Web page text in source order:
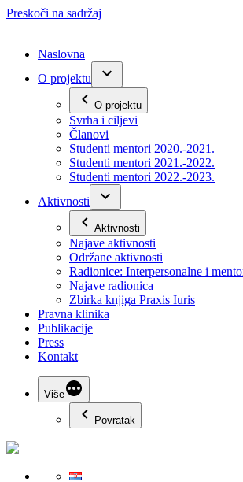
Preskoči na sadržaj
Naslovna
O projektu
O projektu
Svrha i ciljevi
Članovi
Studenti mentori 2020.-2021.
Studenti mentori 2021.-2022.
Studenti mentori 2022.-2023.
Aktivnosti
Aktivnosti
Najave aktivnosti
Održane aktivnosti
Radionice: Interpersonalne i
Najave radionica
Zbirka knjiga Praxis Iuris
Pravna klinika
Publikacije
Press
Kontakt
Više
Povratak